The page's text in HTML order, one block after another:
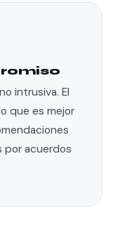
intrusiva. El
que es mejor
por acuerdos